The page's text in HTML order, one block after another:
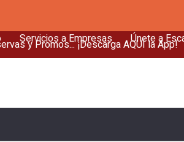
Servicios a Empresas Únete a
y Promos... ¡Descarga AQUÍ la App!